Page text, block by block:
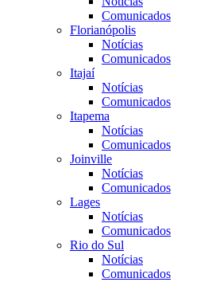
Comunicados
Florianópolis
Notícias
Comunicados
Itajaí
Notícias
Comunicados
Itapema
Notícias
Comunicados
Joinville
Notícias
Comunicados
Lages
Notícias
Comunicados
Rio do Sul
Notícias
Comunicados